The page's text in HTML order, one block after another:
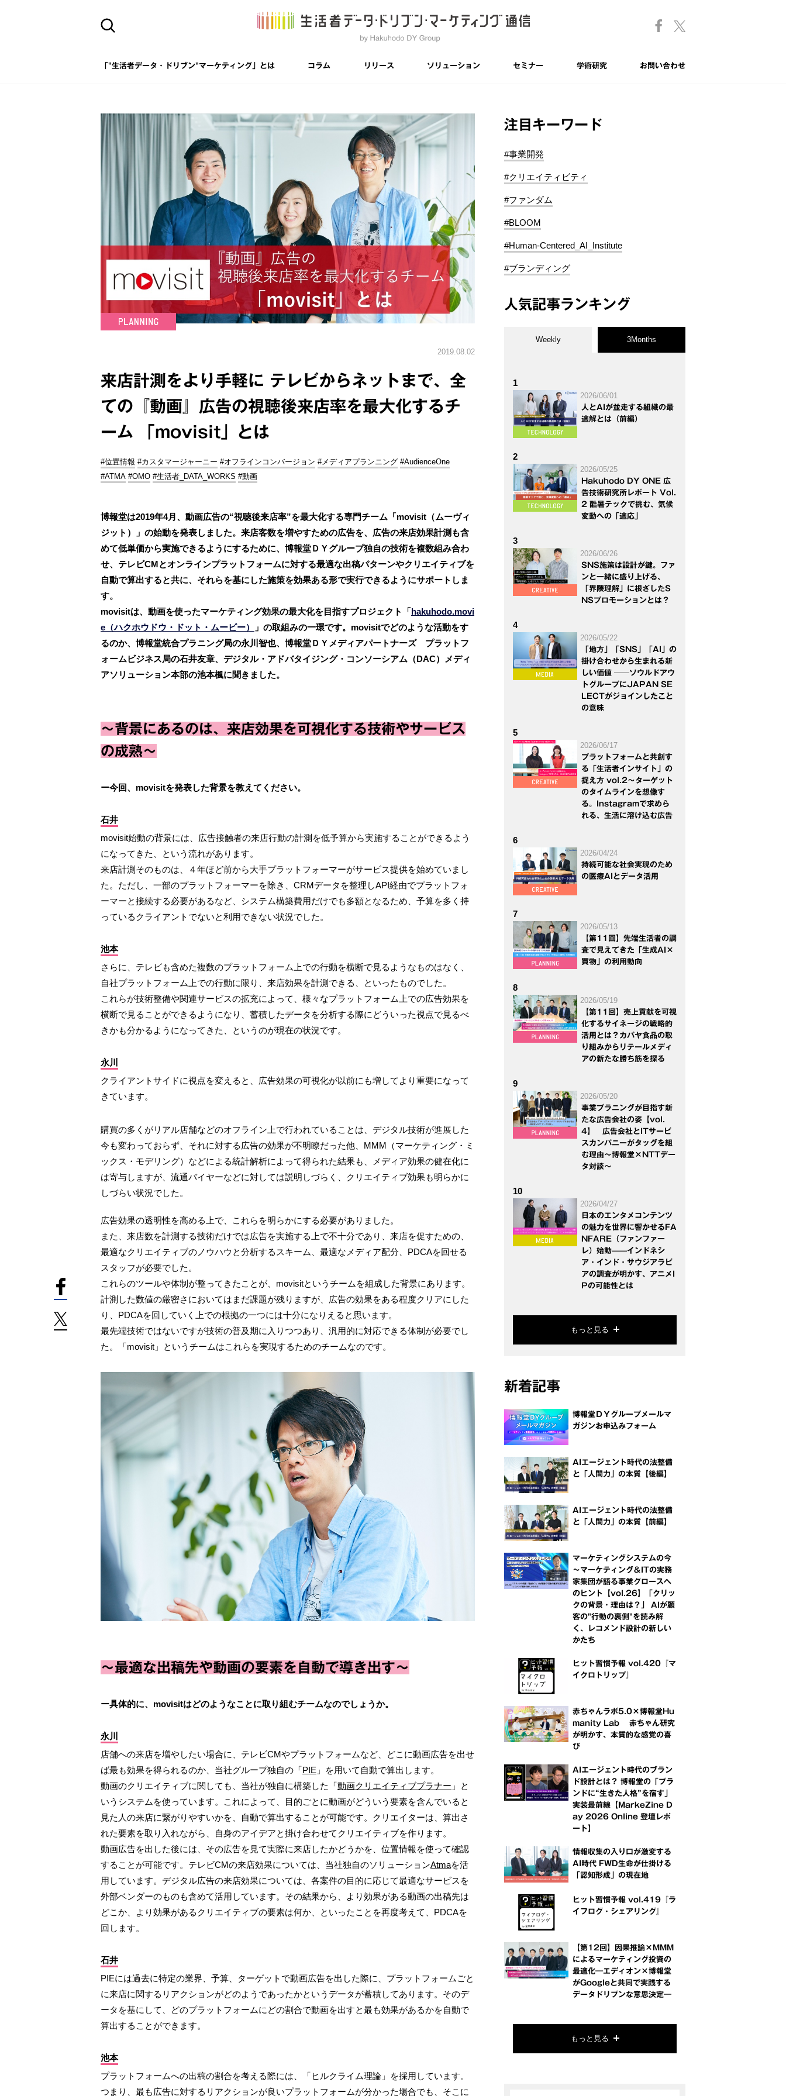
「"生活者データ・ドリブン"マーケティング」とは コラム リリース ソリューション セミナー 学術研究 お問い合わせ
2019.08.02
来店計測をより手軽に テレビからネットまで、全
ての『動画』広告の視聴後来店率を最大化するチ
ーム 「movisit」とは
#位置情報 #カスタマージャーニー #オフラインコンバージョン #メディアプランニング #AudienceOne
#ATMA #OMO #生活者_DATA_WORKS #動画
博報堂は2019年4月、動画広告の“視聴後来店率”を最大化する専門チーム「movisit（ムーヴィ
ジット）」の始動を発表しました。来店客数を増やすための広告を、広告の来店効果計測も含
めて低単価から実施できるようにするために、博報堂ＤＹグループ独自の技術を複数組み合わ
せ、テレビCMとオンラインプラットフォームに対する最適な出稿パターンやクリエイティブを
自動で算出すると共に、それらを基にした施策を効果ある形で実行できるようにサポートしま
す。
movisitは、動画を使ったマーケティング効果の最大化を目指すプロジェクト「hakuhodo.movi
e（ハクホウドウ・ドット・ムービー）
」の取組みの一環です。movisitでどのような活動をす
るのか、博報堂統合プラニング局の永川智也、博報堂ＤＹメディアパートナーズ プラットフ
ォームビジネス局の石井友章、デジタル・アドバタイジング・コンソーシアム（DAC）メディ
アソリューション本部の池本楓に聞きました。
～背景にあるのは、来店効果を可視化する技術やサービス
の成熟～
ー今回、movisitを発表した背景を教えてください。
石井
movisit始動の背景には、広告接触者の来店行動の計測を低予算から実施することができるよう
になってきた、という流れがあります。
来店計測そのものは、４年ほど前から大手プラットフォーマーがサービス提供を始めていまし
た。ただし、一部のプラットフォーマーを除き、CRMデータを整理しAPI経由でプラットフォ
ーマーと接続する必要があるなど、システム構築費用だけでも多額となるため、予算を多く持
っているクライアントでないと利用できない状況でした。
池本
さらに、テレビも含めた複数のプラットフォーム上での行動を横断で見るようなものはなく、
自社プラットフォーム上での行動に限り、来店効果を計測できる、といったものでした。
これらが技術整備や関連サービスの拡充によって、様々なプラットフォーム上での広告効果を
横断で見ることができるようになり、蓄積したデータを分析する際にどういった視点で見るべ
きかも分かるようになってきた、というのが現在の状況です。
永川
クライアントサイドに視点を変えると、広告効果の可視化が以前にも増してより重要になって
きています。
購買の多くがリアル店舗などのオフライン上で行われていることは、デジタル技術が進展した
今も変わっておらず、それに対する広告の効果が不明瞭だった他、MMM（マーケティング・ミ
ックス・モデリング）などによる統計解析によって得られた結果も、メディア効果の健在化に
は寄与しますが、流通バイヤーなどに対しては説明しづらく、クリエイティブ効果も明らかに
しづらい状況でした。
広告効果の透明性を高める上で、これらを明らかにする必要がありました。
また、来店数を計測する技術だけでは広告を実施する上で不十分であり、来店を促すための、
最適なクリエイティブのノウハウと分析するスキーム、最適なメディア配分、PDCAを回せる
スタッフが必要でした。
これらのツールや体制が整ってきたことが、movisitというチームを組成した背景にあります。
計測した数値の厳密さにおいてはまだ課題が残りますが、広告の効果をある程度クリアにした
り、PDCAを回していく上での根拠の一つには十分になりえると思います。
最先端技術ではないですが技術の普及期に入りつつあり、汎用的に対応できる体制が必要でし
た。「movisit」というチームはこれらを実現するためのチームなのです。
～最適な出稿先や動画の要素を自動で導き出す～
ー具体的に、movisitはどのようなことに取り組むチームなのでしょうか。
永川
店舗への来店を増やしたい場合に、テレビCMやプラットフォームなど、どこに動画広告を出せ
ば最も効果を得られるのか、当社グループ独自の「PIE 」を用いて自動で算出します。
動画のクリエイティブに関しても、当社が独自に構築した「動画クリエイティブプラナー 」と
いうシステムを使っています。これによって、目的ごとに動画がどういう要素を含んでいると
見た人の来店に繋がりやすいかを、自動で算出することが可能です。クリエイターは、算出さ
れた要素を取り入れながら、自身のアイデアと掛け合わせてクリエイティブを作ります。
動画広告を出した後には、その広告を見て実際に来店したかどうかを、位置情報を使って確認
することが可能です。テレビCMの来店効果については、当社独自のソリューションAtmaを活
用しています。デジタル広告の来店効果については、各案件の目的に応じて最適なサービスを
外部ベンダーのものも含めて活用しています。その結果から、より効果がある動画の出稿先は
どこか、より効果があるクリエイティブの要素は何か、といったことを再度考えて、PDCAを
回します。
石井
PIEには過去に特定の業界、予算、ターゲットで動画広告を出した際に、プラットフォームごと
に来店に関するリアクションがどのようであったかというデータが蓄積してあります。そのデ
ータを基にして、どのプラットフォームにどの割合で動画を出すと最も効果があるかを自動で
算出することができます。
池本
プラットフォームへの出稿の割合を考える際には、「ヒルクライム理論」を採用しています。
つまり、最も広告に対するリアクションが良いプラットフォームが分かった場合でも、そこに
注目キーワード
#事業開発
#クリエイティビティ
#ファンダム
#BLOOM
#Human-Centered_AI_Institute
#ブランディング
人気記事ランキング
Weekly 3Months
1
2026/06/01
人とAIが並走する組織の最
適解とは（前編）
2
2026/05/25
Hakuhodo DY ONE 広
告技術研究所レポート Vol.
2 酷暑テックで挑む、気候
変動への「適応」
3
2026/06/26
SNS施策は設計が鍵。ファ
ンと一緒に盛り上げる、
「界隈理解」に根ざしたS
NSプロモーションとは？
4
2026/05/22
「地方」「SNS」「AI」の
掛け合わせから生まれる新
しい価値 ──ソウルドアウ
トグループにJAPAN SE
LECTがジョインしたこと
の意味
5
2026/06/17
プラットフォームと共創す
る「生活者インサイト」の
捉え方 vol.2～ターゲット
のタイムラインを想像す
る。Instagramで求めら
れる、生活に溶け込む広告
6
2026/04/24
持続可能な社会実現のため
の医療AIとデータ活用
7
2026/05/13
【第11回】先端生活者の調
査で見えてきた「生成AI×
買物」の利用動向
8
2026/05/19
【第11回】売上貢献を可視
化するサイネージの戦略的
活用とは？カバヤ食品の取
り組みからリテールメディ
アの新たな勝ち筋を探る
9
2026/05/20
事業プラニングが目指す新
たな広告会社の姿【vol.
4】 広告会社とITサービ
スカンパニーがタッグを組
む理由～博報堂×NTTデー
タ対談～
10
2026/04/27
日本のエンタメコンテンツ
の魅力を世界に響かせるFA
NFARE（ファンファー
レ）始動——インドネシ
ア・インド・サウジアラビ
アの調査が明かす、アニメI
Pの可能性とは
もっと見る
新着記事
博報堂ＤＹグループメールマ
ガジンお申込みフォーム
AIエージェント時代の法整備
と「人間力」の本質【後編】
AIエージェント時代の法整備
と「人間力」の本質【前編】
マーケティングシステムの今
～マーケティング＆ITの実務
家集団が語る事業グロースへ
のヒント【vol.26】「クリッ
クの背景・理由は？」 AIが顧
客の"行動の裏側"を読み解
く、レコメンド設計の新しい
かたち
ヒット習慣予報 vol.420『マ
イクロトリップ』
赤ちゃんラボ5.0×博報堂Hu
manity Lab 赤ちゃん研究
が明かす、本質的な感覚の喜
び
AIエージェント時代のブラン
ド設計とは？ 博報堂の「ブラ
ンドに“生きた人格”を宿す」
実装最前線【MarkeZine D
ay 2026 Online 登壇レポ
ート】
情報収集の入り口が激変する
AI時代 FWD生命が仕掛ける
「認知形成」の現在地
ヒット習慣予報 vol.419『ラ
イフログ・シェアリング』
【第12回】因果推論×MMM
によるマーケティング投資の
最適化―エディオン×博報堂
がGoogleと共同で実践する
データドリブンな意思決定―
もっと見る